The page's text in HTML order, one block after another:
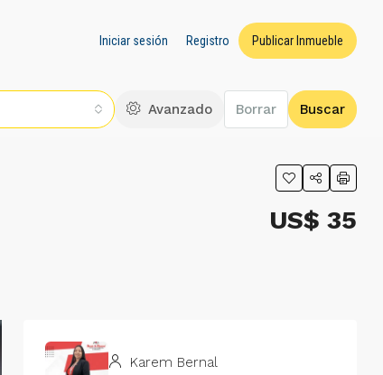
Iniciar sesión Registro Publicar Inmueble
Avanzado Borrar Buscar
US$ 35
Karem Bernal